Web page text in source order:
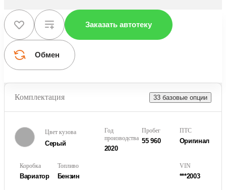
Заказать автотеку
Обмен
Комплектация 33 базовые опции
Цвет кузова
Серый
Год
производства
2020
Пробег
55 960
ПТС
Оригинал
Коробка
Вариатор
Топливо
Бензин
VIN
***2003